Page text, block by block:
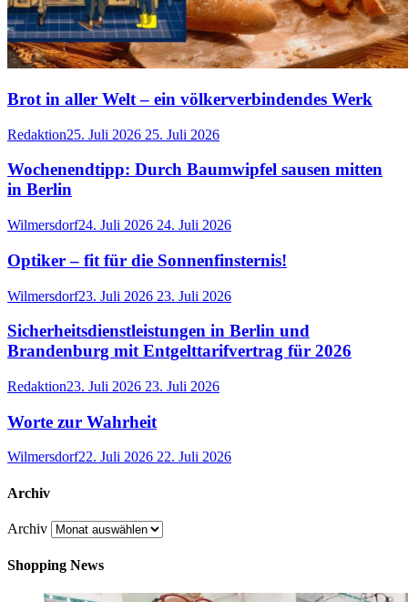
Brot in aller Welt – ein völkerverbindendes Werk
Redaktion25. Juli 2026 25. Juli 2026
Wochenendtipp: Durch Baumwipfel sausen mitten
in Berlin
Wilmersdorf24. Juli 2026 24. Juli 2026
Optiker – fit für die Sonnenfinsternis!
Wilmersdorf23. Juli 2026 23. Juli 2026
Sicherheitsdienstleistungen in Berlin und
Brandenburg mit Entgelttarifvertrag für 2026
Redaktion23. Juli 2026 23. Juli 2026
Worte zur Wahrheit
Wilmersdorf22. Juli 2026 22. Juli 2026
Archiv
Archiv
Shopping News